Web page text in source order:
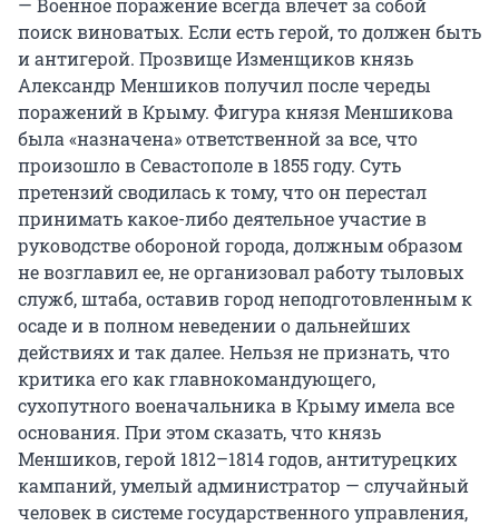
— Военное поражение всегда влечет за собой
поиск виноватых. Если есть герой, то должен быть
и антигерой. Прозвище Изменщиков князь
Александр Меншиков получил после череды
поражений в Крыму. Фигура князя Меншикова
была «назначена» ответственной за все, что
произошло в Севастополе в 1855 году. Суть
претензий сводилась к тому, что он перестал
принимать какое-либо деятельное участие в
руководстве обороной города, должным образом
не возглавил ее, не организовал работу тыловых
служб, штаба, оставив город неподготовленным к
осаде и в полном неведении о дальнейших
действиях и так далее. Нельзя не признать, что
критика его как главнокомандующего,
сухопутного военачальника в Крыму имела все
основания. При этом сказать, что князь
Меншиков, герой 1812–1814 годов, антитурецких
кампаний, умелый администратор — случайный
человек в системе государственного управления,